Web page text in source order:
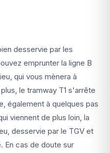
desservie par les
emprunter la ligne B
qui vous mènera à
le tramway T1 s'arrête
également à quelques pas
viennent de plus loin, la
desservie par le TGV et
En cas de doute sur